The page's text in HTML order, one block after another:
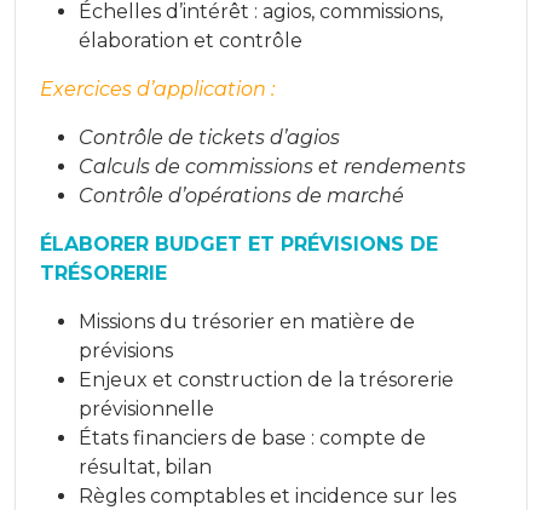
Échelles d’intérêt : agios, commissions,
élaboration et contrôle
Exercices d’application :
Contrôle de tickets d’agios
Calculs de commissions et rendements
Contrôle d’opérations de marché
ÉLABORER BUDGET ET PRÉVISIONS DE
TRÉSORERIE
Missions du trésorier en matière de
prévisions
Enjeux et construction de la trésorerie
prévisionnelle
États financiers de base : compte de
résultat, bilan
Règles comptables et incidence sur les